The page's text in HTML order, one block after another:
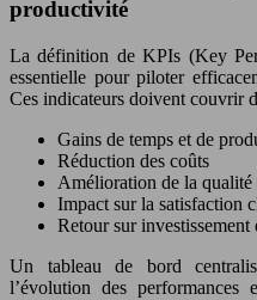
productivité
La définition de KPIs (Key
essentielle pour piloter
Ces indicateurs doivent couvrir
Gains de temps et de
Réduction des coûts
Amélioration de la qualité
Impact sur la satisfaction
Retour sur investissement
Un tableau de bord
l’évolution des performances